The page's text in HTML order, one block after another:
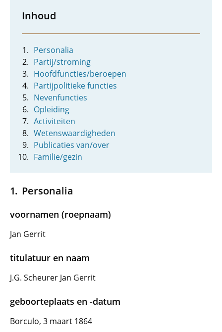
Inhoud
Personalia
Partij/stroming
Hoofdfuncties/beroepen
Partijpolitieke functies
Nevenfuncties
Opleiding
Activiteiten
Wetenswaardigheden
Publicaties van/over
Familie/gezin
Personalia
voornamen (roepnaam)
Jan Gerrit
titulatuur en naam
J.G. Scheurer Jan Gerrit
geboorteplaats en -datum
Borculo, 3 maart 1864